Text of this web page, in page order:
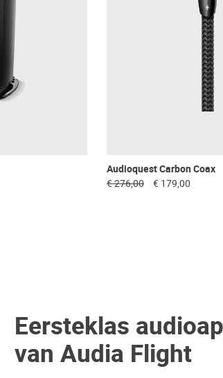
Audioquest Carbon Coax
€ 276,00 € 179,00
Eersteklas
van Audia Flight